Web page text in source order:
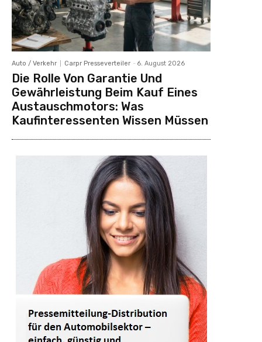
Auto / Verkehr Carpr Presseverteiler - 6. August 2026
Die Rolle Von Garantie Und
Gewährleistung Beim Kauf Eines
Austauschmotors: Was
Kaufinteressenten Wissen Müssen